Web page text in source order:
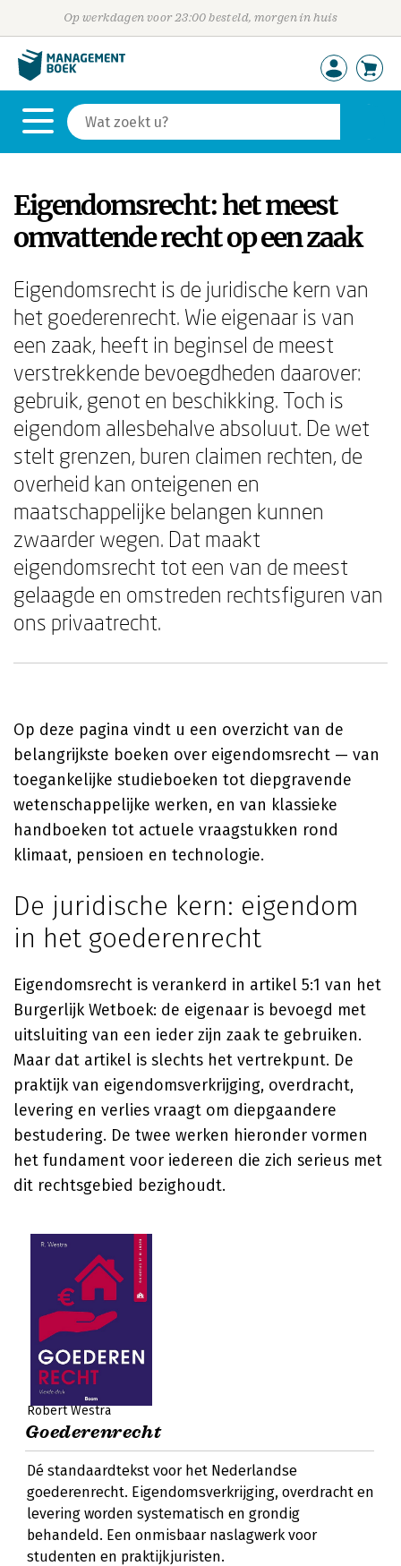
Op werkdagen voor 23:00 besteld, morgen in huis
Eigendomsrecht: het meest
omvattende recht op een zaak
Eigendomsrecht is de juridische kern van
het goederenrecht. Wie eigenaar is van
een zaak, heeft in beginsel de meest
verstrekkende bevoegdheden daarover:
gebruik, genot en beschikking. Toch is
eigendom allesbehalve absoluut. De wet
stelt grenzen, buren claimen rechten, de
overheid kan onteigenen en
maatschappelijke belangen kunnen
zwaarder wegen. Dat maakt
eigendomsrecht tot een van de meest
gelaagde en omstreden rechtsfiguren van
ons privaatrecht.
Op deze pagina vindt u een overzicht van de
belangrijkste boeken over eigendomsrecht — van
toegankelijke studieboeken tot diepgravende
wetenschappelijke werken, en van klassieke
handboeken tot actuele vraagstukken rond
klimaat, pensioen en technologie.
De juridische kern: eigendom
in het goederenrecht
Eigendomsrecht is verankerd in artikel 5:1 van het
Burgerlijk Wetboek: de eigenaar is bevoegd met
uitsluiting van een ieder zijn zaak te gebruiken.
Maar dat artikel is slechts het vertrekpunt. De
praktijk van eigendomsverkrijging, overdracht,
levering en verlies vraagt om diepgaandere
bestudering. De twee werken hieronder vormen
het fundament voor iedereen die zich serieus met
dit rechtsgebied bezighoudt.
Robert Westra
Goederenrecht
Dé standaardtekst voor het Nederlandse
goederenrecht. Eigendomsverkrijging, overdracht en
levering worden systematisch en grondig
behandeld. Een onmisbaar naslagwerk voor
studenten en praktijkjuristen.